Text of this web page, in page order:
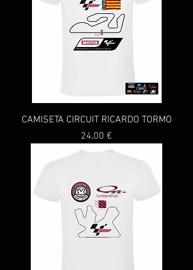
CAMISETA CIRCUIT RICARDO TORMO
Precio
24,00 €